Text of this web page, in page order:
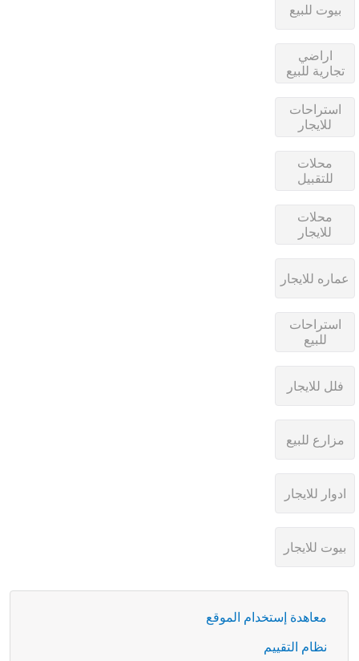
معاهدة إستخدام الموقع
نظام التقييم